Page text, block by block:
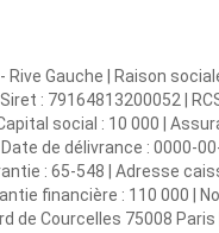
Gauche | Raison sociale
: 79164813200052 |
social : 10 000 |
de délivrance : 0000-
: 65-548 | Adresse
financière : 110 000 |
de Courcelles 75008 Paris